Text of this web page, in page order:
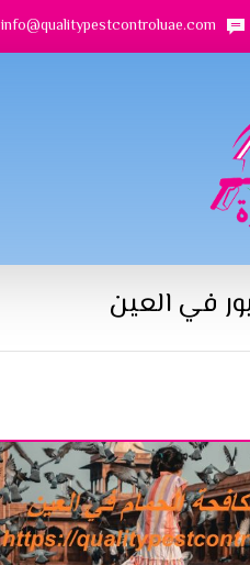
info@qualitypestcontroluae.com
في العين